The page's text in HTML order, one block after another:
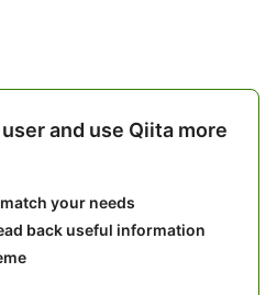
and use Qiita more
your needs
back useful information